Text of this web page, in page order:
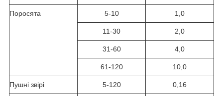
Поросята 5-10 1,0
11-30 2,0
31-60 4,0
61-120 10,0
Пушні звірі 5-120 0,16